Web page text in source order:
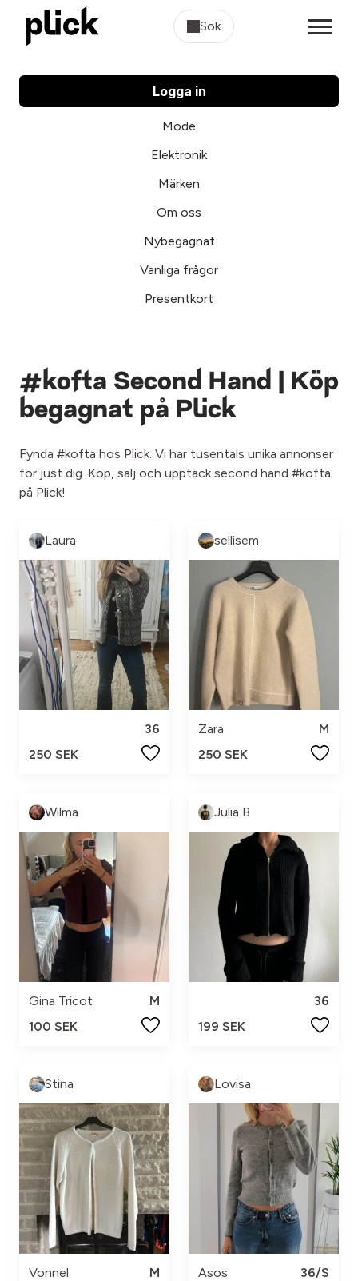
Sök
Logga in
Mode
Elektronik
Märken
Om oss
Nybegagnat
Vanliga frågor
Presentkort
#kofta Second Hand | Köp
begagnat på Plick
Fynda #kofta hos Plick. Vi har tusentals unika annonser
för just dig. Köp, sälj och upptäck second hand #kofta
på Plick!
Laura
36
250 SEK
sellisem
Zara
M
250 SEK
Wilma
Gina Tricot
M
100 SEK
Julia B
36
199 SEK
Stina
Vonnel
M
Lovisa
Asos
36/S